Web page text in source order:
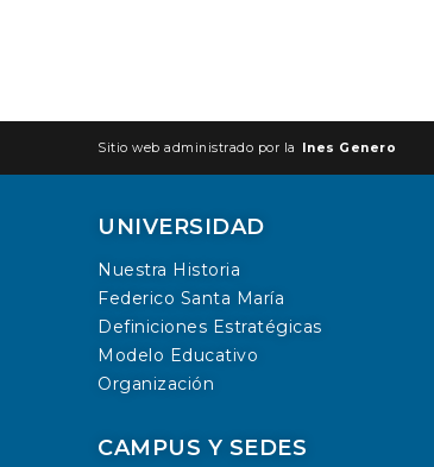
Sitio web administrado por la Ines Genero
UNIVERSIDAD
Nuestra Historia
Federico Santa María
Definiciones Estratégicas
Modelo Educativo
Organización
CAMPUS Y SEDES